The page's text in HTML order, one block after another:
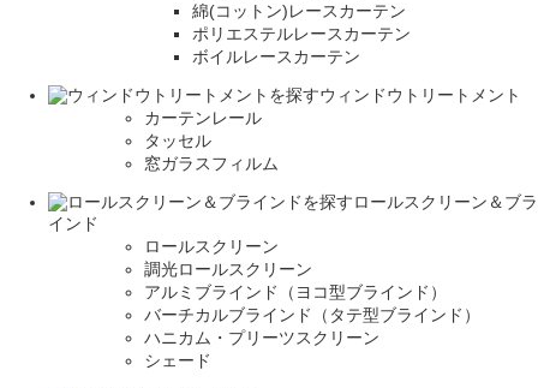
綿(コットン)レースカーテン
ポリエステルレースカーテン
ボイルレースカーテン
ウィンドウトリートメント
カーテンレール
タッセル
窓ガラスフィルム
ロールスクリーン＆ブラ
インド
ロールスクリーン
調光ロールスクリーン
アルミブラインド（ヨコ型ブラインド）
バーチカルブラインド（タテ型ブラインド）
ハニカム・プリーツスクリーン
シェード